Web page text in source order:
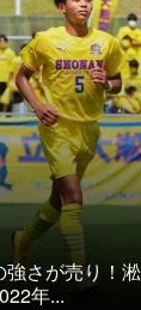
強さが売り！
年...